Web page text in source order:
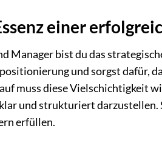
einer
Manager bist du das
und sorgst dafür,
muss diese Vielschichtigkeit
und strukturiert darzustellen.
erfüllen.